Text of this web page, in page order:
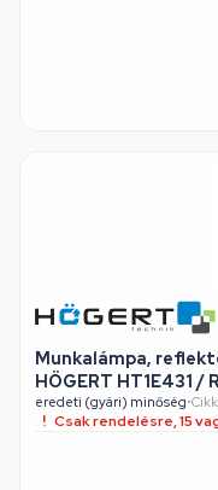
Munkalámpa,
HÖGERT HT1E431 /
eredeti (gyári) minőség•
Csak rendelésre, 15